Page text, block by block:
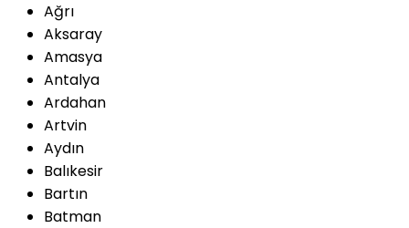
Ağrı
Aksaray
Amasya
Antalya
Ardahan
Artvin
Aydın
Balıkesir
Bartın
Batman